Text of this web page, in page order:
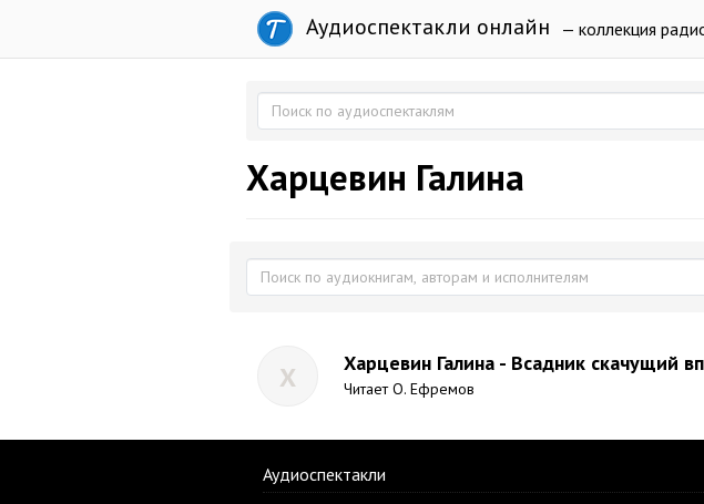
Аудиоспектакли онлайн — коллекция
Харцевин Галина
Х Харцевин Галина - Всадник скачущий
Читает О. Ефремов
Аудиоспектакли